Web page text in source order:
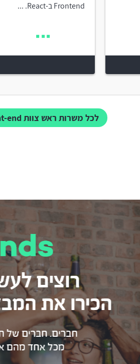
Frontend ב-React. ...
לכל משרות ראש צוות Front-end